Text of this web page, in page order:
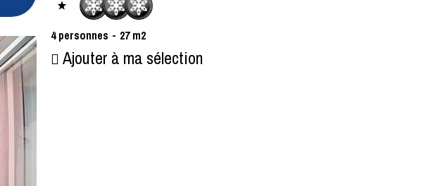
4 personnes 27 m2
Ajouter à ma sélection